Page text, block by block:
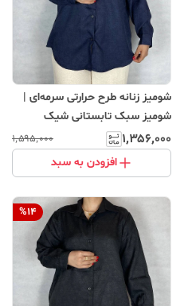
شومیز زنانه طرح حرارتی سرمه‌ای |
شومیز سبک تابستانی شیک
۱٬۳۵۶٬۰۰۰ ۱٬۵۹۵٬۰۰۰
افزودن به سبد
%14